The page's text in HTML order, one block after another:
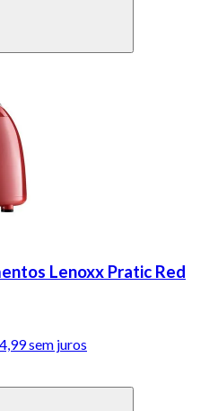
Lenoxx Pratic Red
sem juros